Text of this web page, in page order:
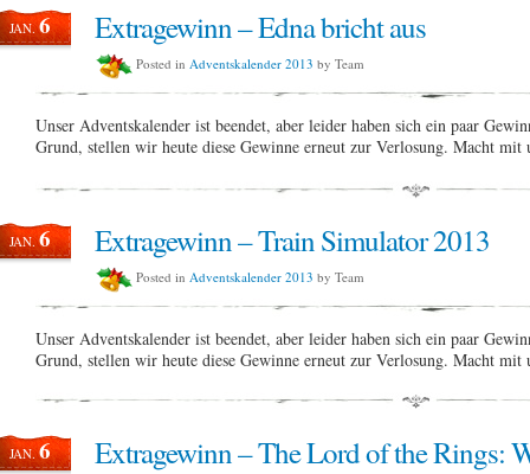
JAN.6 Extragewinn – Edna bricht aus
Posted in Adventskalender 2013 by Team
Unser Adventskalender ist beendet, aber leider haben sich ein paar
Grund, stellen wir heute diese Gewinne erneut zur Verlosung. Macht
JAN.6 Extragewinn – Train Simulator 2013
Posted in Adventskalender 2013 by Team
Unser Adventskalender ist beendet, aber leider haben sich ein paar
Grund, stellen wir heute diese Gewinne erneut zur Verlosung. Macht
JAN.6 Extragewinn – The Lord of the Rings: